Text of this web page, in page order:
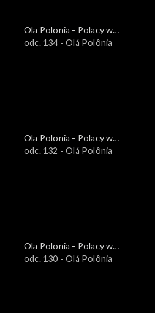
Ola Polonia - Polacy w
Brazylii i Ameryce
odc. 134 - Olá Polônia
Ola Polonia - Polacy w
Brazylii i Ameryce
odc. 132 - Olá Polônia
Ola Polonia - Polacy w
Brazylii i Ameryce
odc. 130 - Olá Polônia